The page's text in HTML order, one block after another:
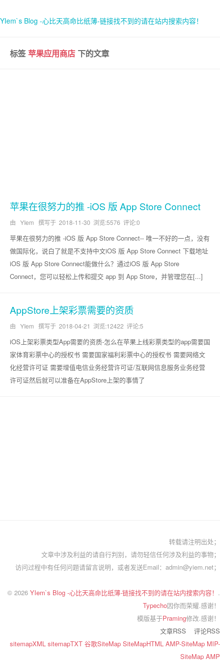
YIem`s Blog -心比天高命比纸薄-链接找不到的请在站内搜索内容！
首页
标签苹果应用商店 下的文章
苹果在很努力的推 -iOS 版 App Store Connect
由 YIem 撰写于 2018-11-30 浏览:5576 评论:0
苹果在很努力的推 -iOS 版 App Store Connect-- 唯一不好的一点，没有
做国际化，说白了就是不支持中文iOS 版 App Store Connect 下载地址
iOS 版 App Store Connect能做什么？通过iOS 版 App Store
Connect，您可以轻松上传和提交 app 到 App Store，并管理您在[...]
AppStore上架彩票需要的资质
由 YIem 撰写于 2018-04-21 浏览:12422 评论:5
iOS上架彩票类型App需要的资质-怎么在苹果上线彩票类型的app需要国
家体育彩票中心的授权书 需要国家福利彩票中心的授权书 需要网络文
化经营许可证 需要增值电信业务经营许可证/互联网信息服务业务经营
许可证然后就可以准备在AppStore上架的事情了
转载请注明出处；
文章中涉及利益的请自行判别，请勿轻信任何涉及利益的事物；
访问过程中有任何问题请留言说明，或者发送Email：admin@yiem.net；
© 2026 YIem`s Blog -心比天高命比纸薄-链接找不到的请在站内搜索内容！ .
Typecho因你而荣耀.感谢！
模版基于Praming修改.感谢！
文章RSS
评论RSS
sitemapXML sitemapTXT 谷歌SiteMap SiteMapHTML AMP-SiteMap MIP-
SiteMap AMP